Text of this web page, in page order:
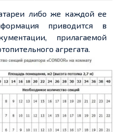
либо же каждой ее
приводится в
прилагаемой
агрегата.